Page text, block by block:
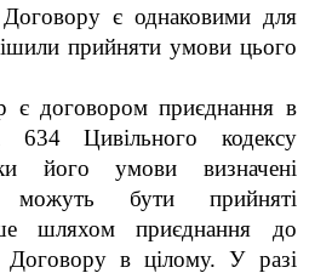
є однаковими для
прийняти умови цього
є договором приєднання в
634 Цивільного кодексу
його умови визначені
бути прийняті
шляхом приєднання до
Договору в цілому. У разі